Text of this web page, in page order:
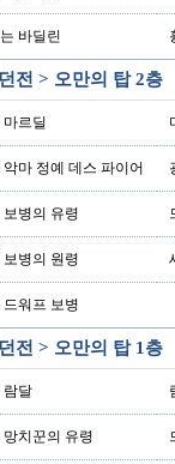
바딜린
전 > 오만의 탑 2층
르딜
악마 정예 데스 파이어
보병의 유령
병의 원령
드워프 보병
전 > 오만의 탑 1층
람달
망치꾼의 유령